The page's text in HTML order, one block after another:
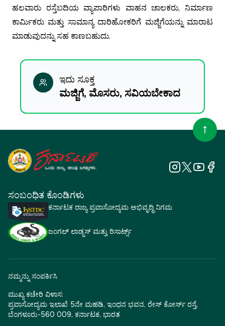
ಹಲವಾರು ರಸ್ತೆಬದಿಯ ವ್ಯಾಪಾರಿಗಳು ವಾಹನ ಚಾಲಕರು, ನಿರ್ಮಾಣ
ಕಾರ್ಮಿಕರು ಮತ್ತು ಸಾಮಾನ್ಯ ದಾರಿಹೋಕರಿಗೆ ಮಜ್ಜಿಗೆಯನ್ನು ಮಾರಾಟ
ಮಾಡುವುದನ್ನು ಸಹ ಕಾಣಬಹುದು.
ಇದು ಸೂಕ್ತ
ಮಜ್ಜಿಗೆ, ಮೊಸರು, ಸವಿಯಬೇಕಾದ
ಸಂಬಂಧಿತ ಕೊಂಡಿಗಳು
ಕರ್ನಾಟಕ ರಾಜ್ಯ ಪ್ರವಾಸೋದ್ಯಮ ಅಭಿವೃದ್ಧಿ ನಿಗಮ
ಜಂಗಲ್ ಲಾಡ್ಜಸ್ ಮತ್ತು ರಿಸಾರ್ಟ್ಸ್
ನಮ್ಮನ್ನು ಸಂಪರ್ಕಿಸಿ
ಮುಖ್ಯ ಕಚೇರಿ ವಿಳಾಸ:
ಪ್ರವಾಸೋದ್ಯಮ ಇಲಾಖೆ 5ನೇ ಮಹಡಿ, ಇಂಧನ ಭವನ, ರೇಸ್ ಕೋರ್ಸ್ ರಸ್ತೆ,
ಬೆಂಗಳೂರು-560 009, ಕರ್ನಾಟಕ, ಭಾರತ